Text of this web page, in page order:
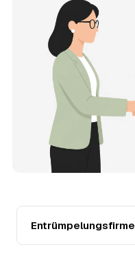
Entrümpler aus Kaarst
der Entrümpler, den
Was kostet die
Wohnung in Kaarst?
Für eine
die Kosten in Kaarst
Schnitt rund 31,9 € je
(Etage, Aufzug),
den Preis nach oben
Festpreis nennt Ihnen
Beschreibung.
Werden
Seit 2020 verlief die
Eine Prognose lässt
Daten zeigen: Wer